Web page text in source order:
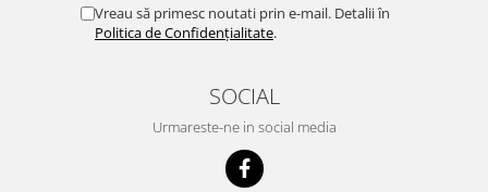
Vreau să primesc noutati prin e-mail. Detalii în
Politica de Confidențialitate.
SOCIAL
Urmareste-ne in social media